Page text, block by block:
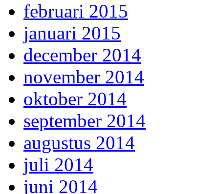
februari 2015
januari 2015
december 2014
november 2014
oktober 2014
september 2014
augustus 2014
juli 2014
juni 2014